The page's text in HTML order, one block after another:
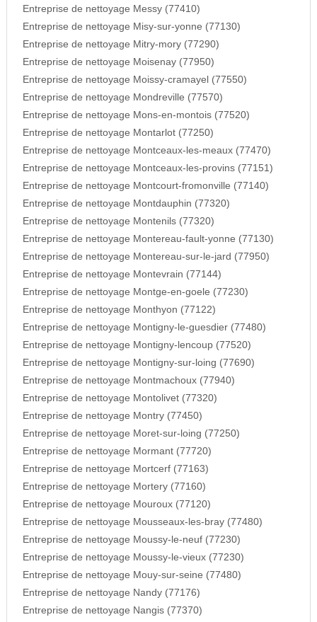
Entreprise de nettoyage Messy (77410)
Entreprise de nettoyage Misy-sur-yonne (77130)
Entreprise de nettoyage Mitry-mory (77290)
Entreprise de nettoyage Moisenay (77950)
Entreprise de nettoyage Moissy-cramayel (77550)
Entreprise de nettoyage Mondreville (77570)
Entreprise de nettoyage Mons-en-montois (77520)
Entreprise de nettoyage Montarlot (77250)
Entreprise de nettoyage Montceaux-les-meaux (77470)
Entreprise de nettoyage Montceaux-les-provins (77151)
Entreprise de nettoyage Montcourt-fromonville (77140)
Entreprise de nettoyage Montdauphin (77320)
Entreprise de nettoyage Montenils (77320)
Entreprise de nettoyage Montereau-fault-yonne (77130)
Entreprise de nettoyage Montereau-sur-le-jard (77950)
Entreprise de nettoyage Montevrain (77144)
Entreprise de nettoyage Montge-en-goele (77230)
Entreprise de nettoyage Monthyon (77122)
Entreprise de nettoyage Montigny-le-guesdier (77480)
Entreprise de nettoyage Montigny-lencoup (77520)
Entreprise de nettoyage Montigny-sur-loing (77690)
Entreprise de nettoyage Montmachoux (77940)
Entreprise de nettoyage Montolivet (77320)
Entreprise de nettoyage Montry (77450)
Entreprise de nettoyage Moret-sur-loing (77250)
Entreprise de nettoyage Mormant (77720)
Entreprise de nettoyage Mortcerf (77163)
Entreprise de nettoyage Mortery (77160)
Entreprise de nettoyage Mouroux (77120)
Entreprise de nettoyage Mousseaux-les-bray (77480)
Entreprise de nettoyage Moussy-le-neuf (77230)
Entreprise de nettoyage Moussy-le-vieux (77230)
Entreprise de nettoyage Mouy-sur-seine (77480)
Entreprise de nettoyage Nandy (77176)
Entreprise de nettoyage Nangis (77370)